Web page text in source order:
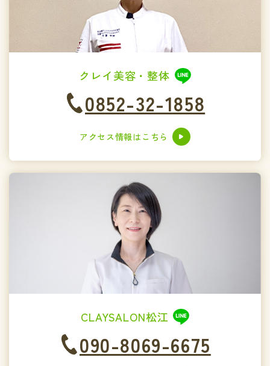
クレイ美容・整体
0852-32-1858
アクセス情報はこちら
CLAYSALON松江
090-8069-6675